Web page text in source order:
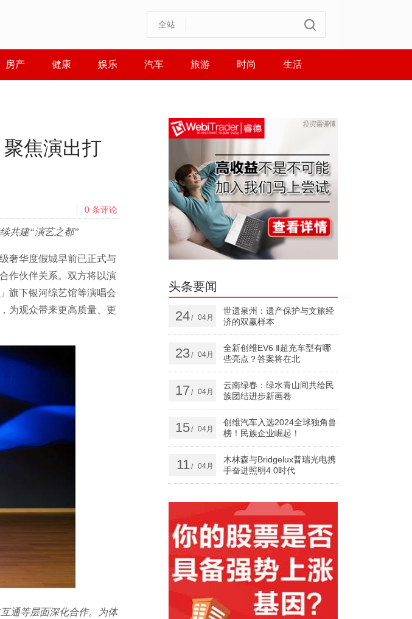
全站
房产 健康 娱乐 汽车 旅游 时尚 生活
聚焦演出打
0 条评论
共建“演艺之都”
奢华度假城早前已正式与
作伙伴关系。双方将以演
旗下银河综艺馆等演唱会
为观众带来更高质量、更
通等层面深化合作。为体
头条要闻
24/ 04月
世遗泉州：遗产保护与文旅经
济的双赢样本
23/ 04月
全新创维EV6 Ⅱ超充车型有哪
些亮点？答案将在北
17 / 04月
云南绿春：绿水青山间共绘民
族团结进步新画卷
15/ 04月
创维汽车入选2024全球独角兽
榜！民族企业崛起！
11 / 04月
木林森与Bridgelux普瑞光电携
手奋进照明4.0时代